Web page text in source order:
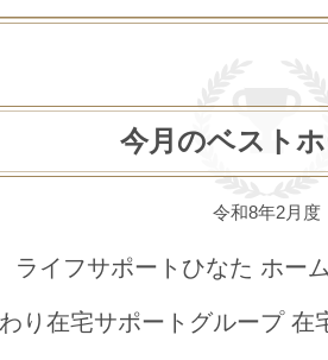
今月のベスト
令和8年2月度
ライフサポートひなた ホー
り在宅サポートグループ 在